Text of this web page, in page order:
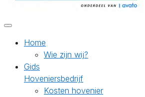
Home
Wie zijn wij?
Gids
Hoveniersbedrijf
Kosten hovenier